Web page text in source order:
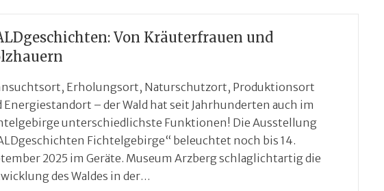
Von Kräuterfrauen und
Erholungsort, Naturschutzort, Produktionsort
Energiestandort – der Wald hat seit Jahrhunderten auch im
unterschiedlichste Funktionen! Die Ausstellung
Fichtelgebirge“ beleuchtet noch bis 14.
2025 im Geräte. Museum Arzberg schlaglichtartig die
des Waldes in der…